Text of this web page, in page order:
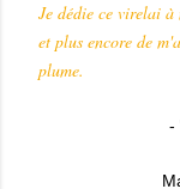
Je dédie ce virelai
et plus encore de
plume.
-